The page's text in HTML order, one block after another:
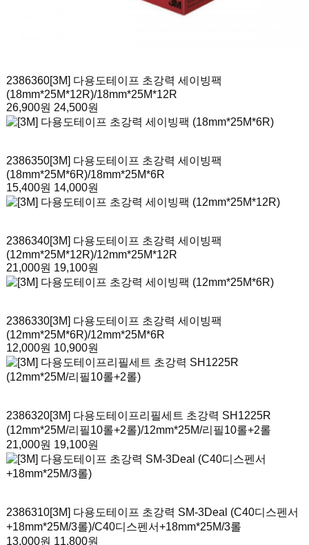
2386360[3M] 다용도테이프 초강력 세이빙팩
(18mm*25M*12R)/18mm*25M*12R
26,900원 24,500원
2386350[3M] 다용도테이프 초강력 세이빙팩
(18mm*25M*6R)/18mm*25M*6R
15,400원 14,000원
2386340[3M] 다용도테이프 초강력 세이빙팩
(12mm*25M*12R)/12mm*25M*12R
21,000원 19,100원
2386330[3M] 다용도테이프 초강력 세이빙팩
(12mm*25M*6R)/12mm*25M*6R
12,000원 10,900원
2386320[3M] 다용도테이프리필세트 초강력 SH1225R
(12mm*25M/리필10롤+2롤)/12mm*25M/리필10롤+2롤
21,000원 19,100원
2386310[3M] 다용도테이프 초강력 SM-3Deal (C40디스펜서
+18mm*25M/3롤)/C40디스펜서+18mm*25M/3롤
13,000원 11,800원